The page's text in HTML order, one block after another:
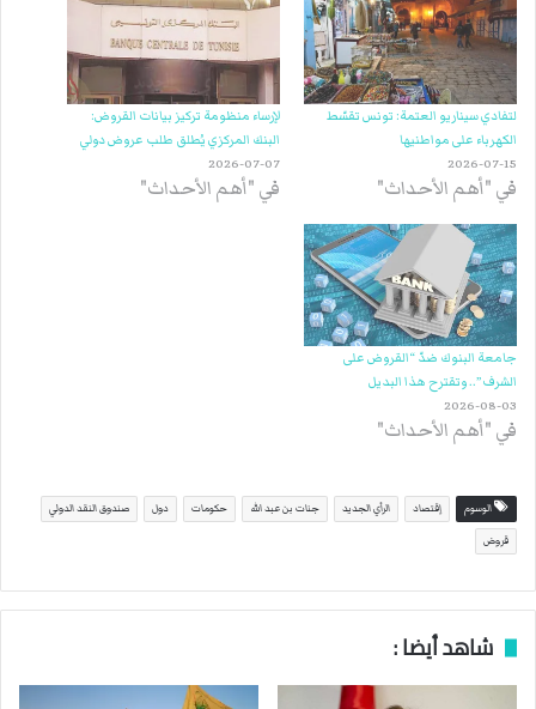
لتفادي سيناريو العتمة: تونس تقسّط
الكهرباء على مواطنيها
2026-07-15
في "أهم الأحداث"
لإرساء منظومة تركيز بيانات القروض:
البنك المركزي يُطلق طلب عروض دولي
2026-07-07
في "أهم الأحداث"
جامعة البنوك ضدّ “القروض على
الشرف”.. وتقترح هذا البديل
2026-08-03
في "أهم الأحداث"
الوسوم إقتصاد الرأي الجديد جنات بن عبد الله حكومات دول صندوق النقد الدولي
قروض
شاهد أيضا :